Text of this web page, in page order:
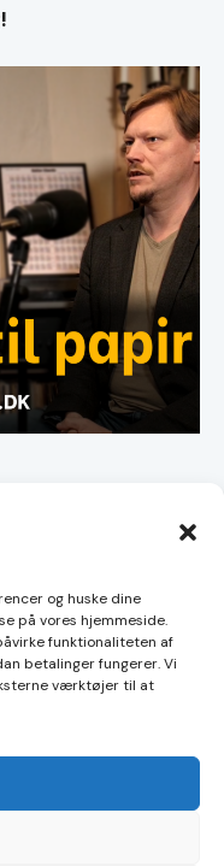
og huske dine
på vores hjemmeside.
funktionaliteten af
betalinger fungerer. Vi
værktøjer til at
forbeholdes.
44659271.